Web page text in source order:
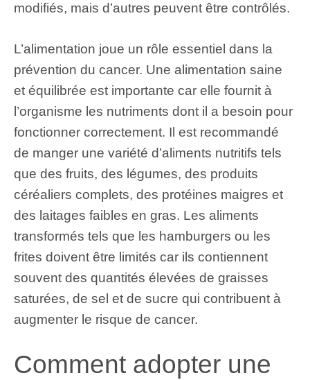
modifiés, mais d’autres peuvent être contrôlés.
L’alimentation joue un rôle essentiel dans la
prévention du cancer. Une alimentation saine
et équilibrée est importante car elle fournit à
l’organisme les nutriments dont il a besoin pour
fonctionner correctement. Il est recommandé
de manger une variété d’aliments nutritifs tels
que des fruits, des légumes, des produits
céréaliers complets, des protéines maigres et
des laitages faibles en gras. Les aliments
transformés tels que les hamburgers ou les
frites doivent être limités car ils contiennent
souvent des quantités élevées de graisses
saturées, de sel et de sucre qui contribuent à
augmenter le risque de cancer.
Comment adopter une